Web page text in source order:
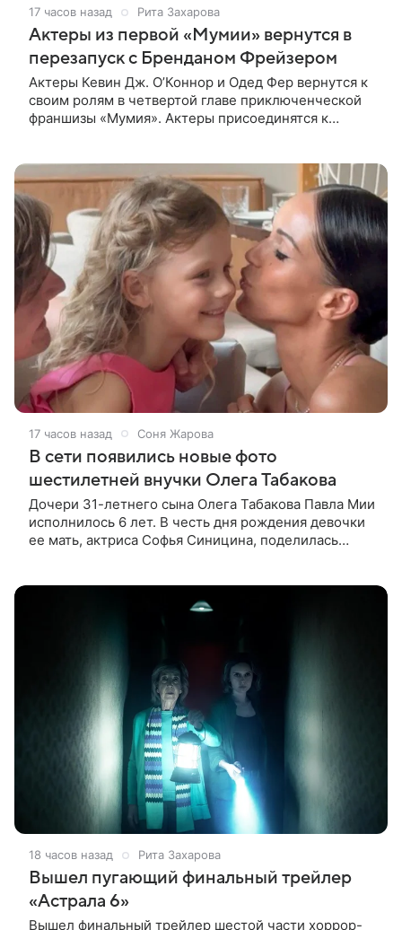
17 часов назад Рита Захарова
Актеры из первой «Мумии» вернутся в
перезапуск с Бренданом Фрейзером
Актеры Кевин Дж. О’Коннор и Одед Фер вернутся к
своим ролям в четвертой главе приключенческой
франшизы «Мумия». Актеры присоединятся к
17 часов назад Соня Жарова
В сети появились новые фото
шестилетней внучки Олега Табакова
Дочери 31-летнего сына Олега Табакова Павла Мии
исполнилось 6 лет. В честь дня рождения девочки
ее мать, актриса Софья Синицина, поделилась
18 часов назад Рита Захарова
Вышел пугающий финальный трейлер
«Астрала 6»
Вышел финальный трейлер шестой части хоррор-